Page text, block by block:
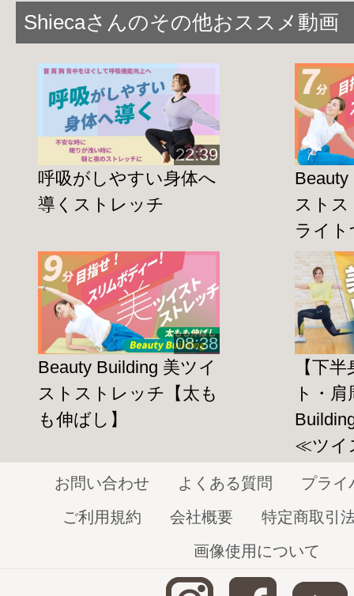
キレイになりたい!!シェイプアップし
らげたい!!
そんな方にオススメの
『美ボディ力』
です。
”ひねる”ことで普段動かさない筋肉を
の解消 や姿勢を整えて 立ち姿をキレイ
などむくみやす
全身がスッキリとした感覚
を味わうこ
レスの解消や慢性的な肩こり にも効果
リンパの集結するデコルテライン を広
紹介しています。
腰周りも大きく動かすので、
冷えの改善
に気づくことができますよ。
今回は当社スタッフである純子さんに
チを体験してもらいました。
普段使っていない筋肉を伸ばすことで
Shiecaさんのその他おススメ動画
22:39
呼吸がしやすい身体へ
導くストレッチ
スト
ライ
08:38
Beauty Building 美ツイ
ストストレッチ【太も
も伸ばし】
【下
ト・
≪ツイ
お問い合わせ よくある質問
プライ
ご利用規約
会社概要
特定商取引
画像使用について